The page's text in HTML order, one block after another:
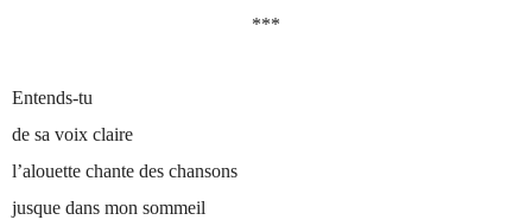
***
Entends-tu
de sa voix claire
l’alouette chante des chansons
jusque dans mon sommeil